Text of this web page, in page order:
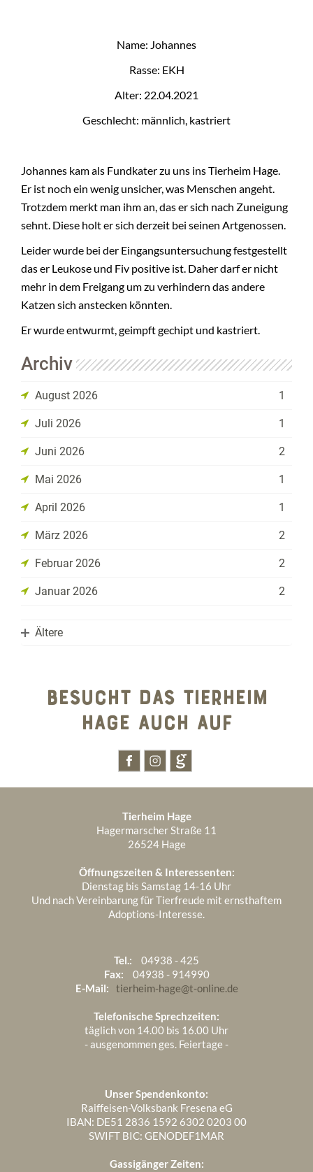
Name: Johannes
Rasse: EKH
Alter: 22.04.2021
Geschlecht: männlich, kastriert
Johannes kam als Fundkater zu uns ins Tierheim Hage.
Er ist noch ein wenig unsicher, was Menschen angeht.
Trotzdem merkt man ihm an, das er sich nach Zuneigung
sehnt. Diese holt er sich derzeit bei seinen Artgenossen.
Leider wurde bei der Eingangsuntersuchung festgestellt
das er Leukose und Fiv positive ist. Daher darf er nicht
mehr in dem Freigang um zu verhindern das andere
Katzen sich anstecken könnten.
Er wurde entwurmt, geimpft gechipt und kastriert.
Archiv
August 2026 1
Juli 2026 1
Juni 2026 2
Mai 2026 1
April 2026 1
März 2026 2
Februar 2026 2
Januar 2026 2
Ältere
Dezember 2025
November 2025
September 2025 2
Juni 2025
Mai 2025 4
Februar 2025
2024BESUCHT DAS TIERHEIM
HAGE AUCH AUF
Tierheim Hage
Hagermarscher Straße 11
26524 Hage
Öffnungszeiten & Interessenten:
Dienstag bis Samstag 14-16 Uhr
Und nach Vereinbarung für Tierfreude mit ernsthaftem
Adoptions-Interesse.
Tel.:
04938 - 425
Fax:
04938 - 914990
E-Mail:
tierheim-hage@t-online.de
Telefonische Sprechzeiten:
täglich von 14.00 bis 16.00 Uhr
- ausgenommen ges. Feiertage -
Unser Spendenkonto:
Raiffeisen-Volksbank Fresena eG
IBAN: DE51 2836 1592 6302 0203 00
SWIFT BIC: GENODEF1MAR
Gassigänger Zeiten: